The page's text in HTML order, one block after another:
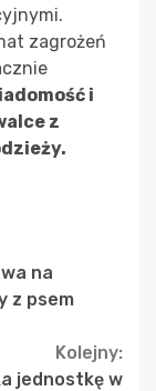
zagrożeń
i
z
na
z psem
Kolejny:
jednostkę w